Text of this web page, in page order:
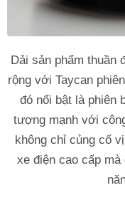
Dải sản phẩm thuần
rộng với Taycan
đó nổi bật là phiên
tượng mạnh với
không chỉ củng cố
xe điện cao cấp